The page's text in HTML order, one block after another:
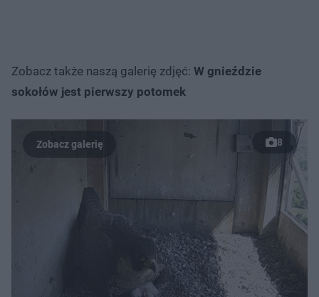
Zobacz także naszą galerię zdjęć: W gnieździe
sokołów jest pierwszy potomek
8